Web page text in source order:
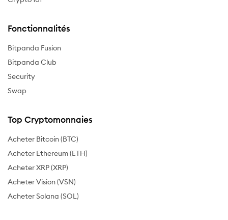
Fonctionnalités
Bitpanda Fusion
Bitpanda Club
Security
Swap
Top Cryptomonnaies
Acheter Bitcoin (BTC)
Acheter Ethereum (ETH)
Acheter XRP (XRP)
Acheter Vision (VSN)
Acheter Solana (SOL)